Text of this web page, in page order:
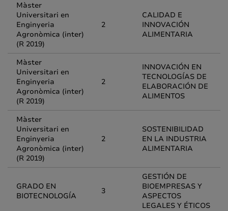
Màster
Universitari en
Enginyeria
Agronòmica (inter)
(R 2019)
2
CALIDAD E
INNOVACIÓN
ALIMENTARIA
Màster
Universitari en
Enginyeria
Agronòmica (inter)
(R 2019)
2
INNOVACIÓN EN
TECNOLOGÍAS DE
ELABORACIÓN DE
ALIMENTOS
Màster
Universitari en
Enginyeria
Agronòmica (inter)
(R 2019)
2
SOSTENIBILIDAD
EN LA INDUSTRIA
ALIMENTARIA
GRADO EN
BIOTECNOLOGÍA
3
GESTIÓN DE
BIOEMPRESAS Y
ASPECTOS
LEGALES Y ÉTICOS